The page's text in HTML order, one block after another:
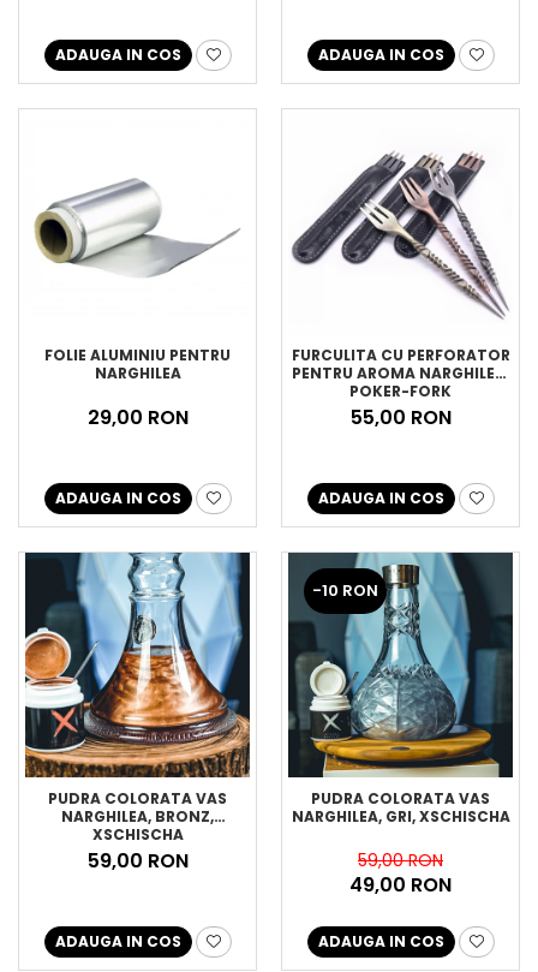
ADAUGA IN COS ADAUGA IN COS
FOLIE ALUMINIU PENTRU
NARGHILEA
29,00 RON
ADAUGA IN COS
FURCULITA CU PERFORATOR
PENTRU AROMA NARGHILEA,
POKER-FORK
55,00 RON
ADAUGA IN COS
PUDRA COLORATA VAS
NARGHILEA, BRONZ,
XSCHISCHA
59,00 RON
ADAUGA IN COS
-10 RON
PUDRA COLORATA VAS
NARGHILEA, GRI, XSCHISCHA
59,00 RON
49,00 RON
ADAUGA IN COS